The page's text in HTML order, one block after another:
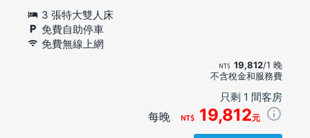
3 張特大雙人床
免費自助停車
免費無線上網
19,812/1 晚
不含稅金和服務費
只剩 1 間客房
每晚 19,812元